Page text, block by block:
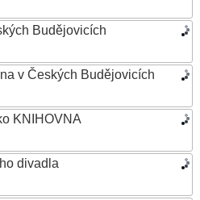
Budějovicích
v Českých Budějovicích
KNIHOVNA
divadla